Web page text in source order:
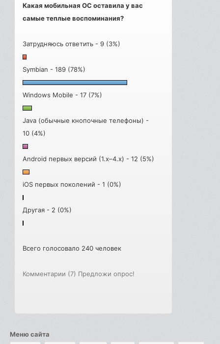
Какая мобильная ОС оставила у вас
самые теплые воспоминания?
Затрудняюсь ответить - 9 (3%)
Symbian - 189 (78%)
Windows Mobile - 17 (7%)
Java (обычные кнопочные телефоны) -
10 (4%)
Android первых версий (1.x–4.x) - 12 (5%)
iOS первых поколений - 1 (0%)
Другая - 2 (0%)
Всего голосовало 240 человек
Комментарии (7) Предложи опрос!
Меню сайта